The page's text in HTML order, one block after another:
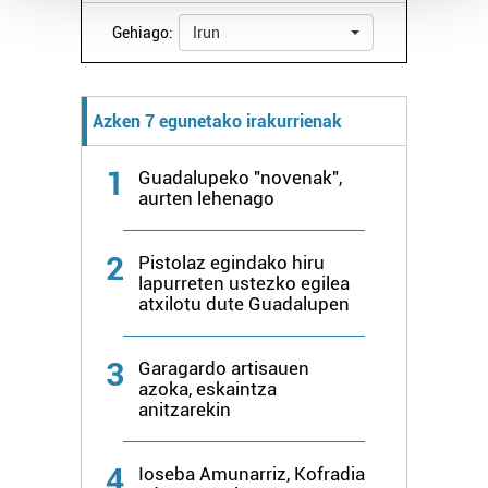
Guk eta gure bazkideek zure datu pertsonalak
prozesatzen ditugu, zure IP zenbakia, besteak beste,
pertsonalizatuak eskaintzeko, iragarkiak eta edukia
neurtzeko, jendeari buruzko informazioa biltzeko eta
erabiltzen dituen hauta dezakezu.
interes komertzial legitimoetan babesten dira. Ikusi gure
bazkideen zerrenda, beren ustez zein helburutarako
duten interes legitimoa eta horren aurka nola egin
Lortu zure datu pertsonalak prozesatzeko moduari
zure baimena Cookieen adierazpenean.
Gehiago: Irun
Azken 7 egunetako irakurrienak
1
Guadalupeko "novenak",
aurten lehenago
2
Pistolaz egindako hiru
lapurreten ustezko egilea
atxilotu dute Guadalupen
3
Garagardo artisauen
azoka, eskaintza
anitzarekin
4
Ioseba Amunarriz, Kofradia